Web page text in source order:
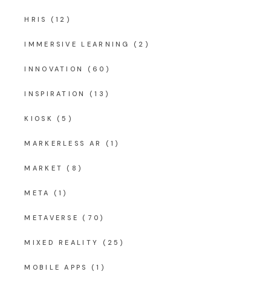
HRIS (12)
IMMERSIVE LEARNING (2)
INNOVATION (60)
INSPIRATION (13)
KIOSK (5)
MARKERLESS AR (1)
MARKET (8)
META (1)
METAVERSE (70)
MIXED REALITY (25)
MOBILE APPS (1)